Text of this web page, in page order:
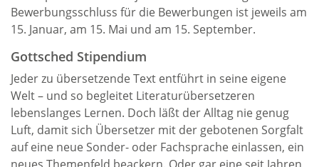
Bewerbungsschluss für die Bewerbungen ist jeweils am
15. Januar, am 15. Mai und am 15. September.
Gottsched Stipendium
Jeder zu übersetzende Text entführt in seine eigene
Welt – und so begleitet Literaturübersetzeren
lebenslanges Lernen. Doch läßt der Alltag nie genug
Luft, damit sich Übersetzer mit der gebotenen Sorgfalt
auf eine neue Sonder- oder Fachsprache einlassen, ein